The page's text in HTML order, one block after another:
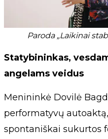
Paroda „Laikinai
Statybininkas,
angelams veidus
Menininkė Dovilė
performatyvų
spontaniškai sukurtos